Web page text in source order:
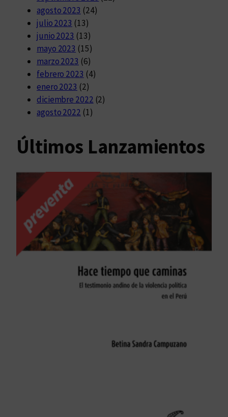
agosto 2023 (24)
julio 2023 (13)
junio 2023 (13)
mayo 2023 (15)
marzo 2023 (6)
febrero 2023 (4)
enero 2023 (2)
diciembre 2022 (2)
agosto 2022 (1)
Últimos Lanzamientos